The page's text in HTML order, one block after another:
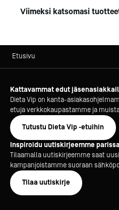
Viimeksi katsomasi
Etusivu
Kattavammat edut
Dieta Vip on kanta-
etuja verkkokaupastamme ja
Tutustu Dieta Vip -etuihin
Inspiroidu uutiskirjeemme parissa
Tilaamalla uutiskirjeemme saat
kampanjoistamme suoraan
Tilaa uutiskirje